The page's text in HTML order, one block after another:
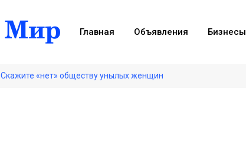
Главная Объявления Бизнесы
Скажите «нет» обществу унылых женщин